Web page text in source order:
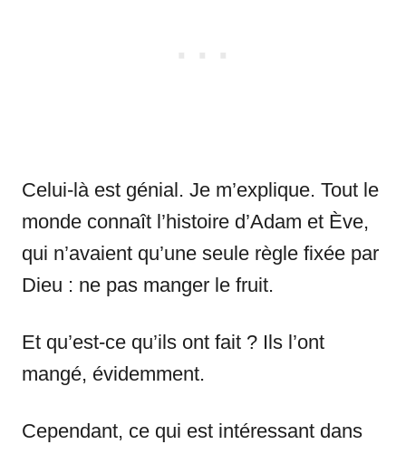
Celui-là est génial. Je m’explique. Tout le
monde connaît l’histoire d’Adam et Ève,
qui n’avaient qu’une seule règle fixée par
Dieu : ne pas manger le fruit.
Et qu’est-ce qu’ils ont fait ? Ils l’ont
mangé, évidemment.
Cependant, ce qui est intéressant dans